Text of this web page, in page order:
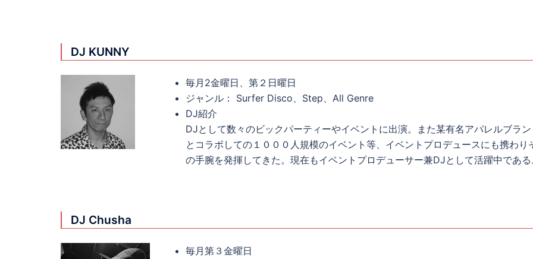
DJ KUNNY
毎月2金曜日、第２日曜日
ジャンル： Surfer Disco、Step、All Genre
DJ紹介
DJとして数々のビックパーティーやイベントに出演。また某有名アパレルブラ
とコラボしての１０００人規模のイベント等、イベントプロデュースにも携わり
の手腕を発揮してきた。現在もイベントプロデューサー兼DJとして活躍中であ
DJ Chusha
毎月第３金曜日